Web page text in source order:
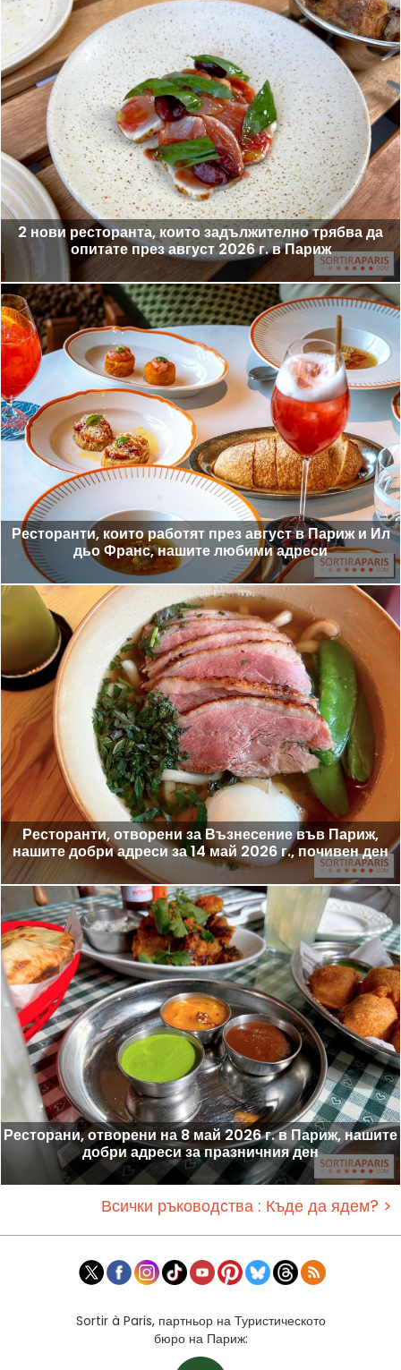
2 нови ресторанта, които задължително трябва да
опитате през август 2026 г. в Париж
Ресторанти, които работят през август в Париж и Ил
дьо Франс, нашите любими адреси
Ресторанти, отворени за Възнесение във Париж,
нашите добри адреси за 14 май 2026 г., почивен ден
Ресторани, отворени на 8 май 2026 г. в Париж, нашите
добри адреси за празничния ден
Всички ръководства : Къде да ядем? >
Sortir à Paris, партньор на Туристическото
бюро на Париж: